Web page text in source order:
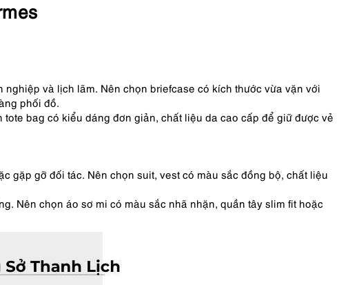
và lịch lãm. Nên chọn briefcase có kích thước vừa vặn với
phối đồ.
bag có kiểu dáng đơn giản, chất liệu da cao cấp để giữ được vẻ
gặp gỡ đối tác. Nên chọn suit, vest có màu sắc đồng bộ, chất liệu
Nên chọn áo sơ mi có màu sắc nhã nhặn, quần tây slim fit hoặc